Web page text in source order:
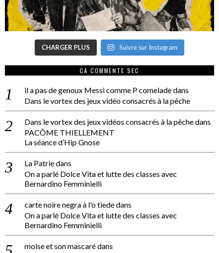
CHARGER PLUS Suivre sur Instagram
CA COMMENTE SEC
il a pas de genoux Messi comme P comeladedans
Dans le vortex des jeux vidéo consacrés à la pêche
Dans le vortex des jeux vidéos consacrés à la pêchedans
PACÔME THIELLEMENT
La séance d’Hip Gnose
La Patriedans
On a parlé Dolce Vita et lutte des classes avec
Bernardino Femminielli
carte noire negra à l'o tiededans
On a parlé Dolce Vita et lutte des classes avec
Bernardino Femminielli
moise et son mascarédans